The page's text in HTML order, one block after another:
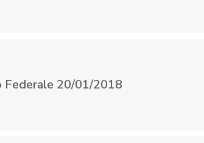
Federale 20/01/2018